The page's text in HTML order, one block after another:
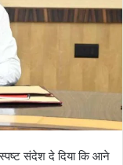
संदेश दे दिया कि आने